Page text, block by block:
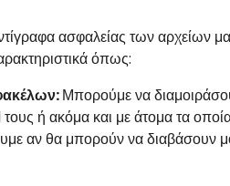
ασφαλείας των
όπως:
Μπορούμε να
ή ακόμα και με άτομα τα
αν θα μπορούν να διαβάσουν